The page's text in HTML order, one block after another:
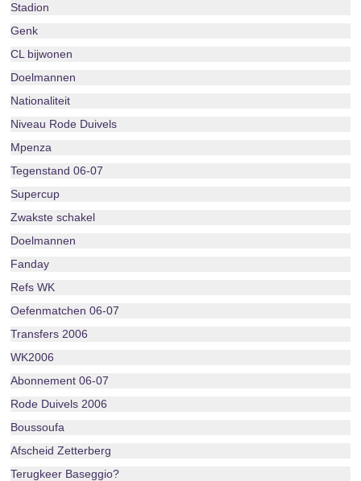
Stadion
Genk
CL bijwonen
Doelmannen
Nationaliteit
Niveau Rode Duivels
Mpenza
Tegenstand 06-07
Supercup
Zwakste schakel
Doelmannen
Fanday
Refs WK
Oefenmatchen 06-07
Transfers 2006
WK2006
Abonnement 06-07
Rode Duivels 2006
Boussoufa
Afscheid Zetterberg
Terugkeer Baseggio?